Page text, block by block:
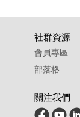
社群資源
會員專區
部落格
關注我們